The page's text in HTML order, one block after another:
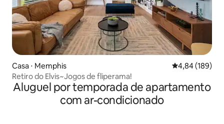
Casa ⋅ Memphis 4,84 de uma
4,84 (189)
Retiro do Elvis~Jogos de fliperama!
Aluguel por temporada de apartamento
com ar-condicionado